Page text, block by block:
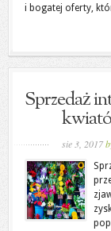
i bogatej oferty,
Sprzedaż
sie 3, 2017